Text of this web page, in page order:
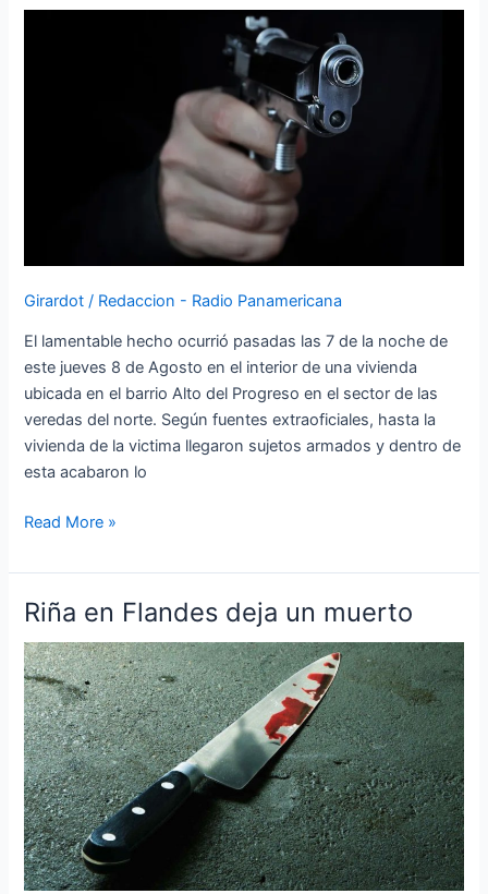
Girardot / Redaccion - Radio Panamericana
El lamentable hecho ocurrió pasadas las 7 de la noche de
este jueves 8 de Agosto en el interior de una vivienda
ubicada en el barrio Alto del Progreso en el sector de las
veredas del norte. Según fuentes extraoficiales, hasta la
vivienda de la victima llegaron sujetos armados y dentro de
esta acabaron lo
a
del
Read More »
Riña en Flandes deja un muerto
Riña
Flandes
deja
un
muerto